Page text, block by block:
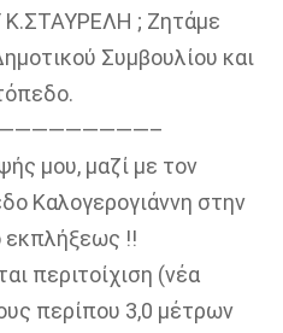
; Ζητάμε
Συμβουλίου και
———–
μου, μαζί με τον
Καλογερογιάννη στην
εκπλήξεως !!
περιτοίχιση (νέα
περίπου 3,0 μέτρων